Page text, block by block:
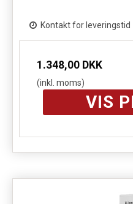
Kontakt for leveringstid
1.348,00 DKK
(inkl. moms)
VIS